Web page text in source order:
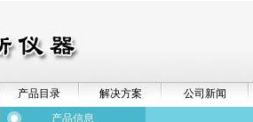
产品目录 解决方案 公司新闻
产品信息